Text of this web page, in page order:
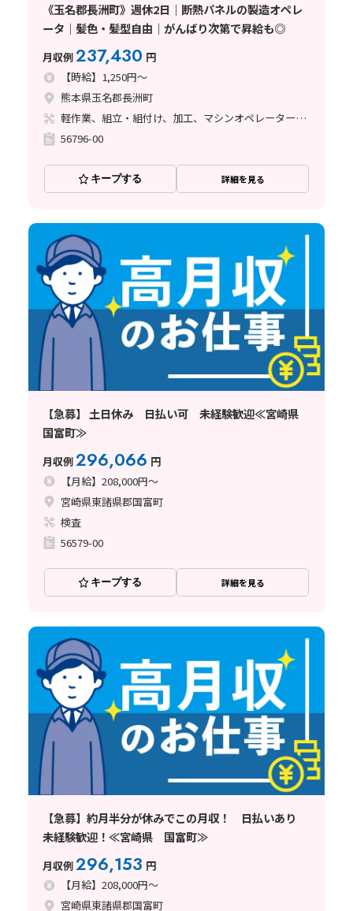
《玉名郡長洲町》週休2日｜断熱パネルの製造オペレ
ータ｜髪色・髪型自由｜がんばり次第で昇給も◎
月収例237,430 円
【時給】1,250円～
熊本県玉名郡長洲町
軽作業、組立・組付け、加工、マシンオペレーター、立ち作業、バリ取り
56796-00
キープする 詳細を見る
【急募】 土日休み 日払い可 未経験歓迎≪宮崎県
国富町≫
月収例296,066 円
【月給】208,000円～
宮崎県東諸県郡国富町
検査
56579-00
キープする 詳細を見る
【急募】約月半分が休みでこの月収！ 日払いあり
未経験歓迎！≪宮崎県 国富町≫
月収例296,153 円
【月給】208,000円～
宮崎県東諸県郡国富町